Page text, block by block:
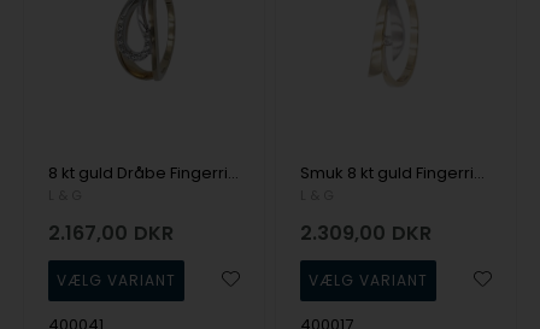
8 kt guld Dråbe Fingerring fra L&G
2.167,00 DKR
400041
Smuk 8 kt guld Fingerring fra Lotte og Gitte
2.309,00 DKR
400017